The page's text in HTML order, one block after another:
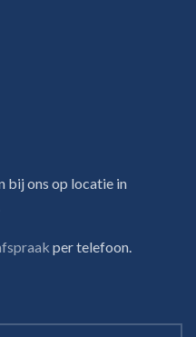
bij ons op locatie in
per telefoon.